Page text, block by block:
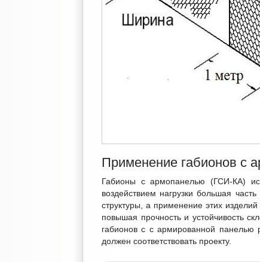
Применение габионов с
Габионы с армопанелью (ГСИ-КА)
воздействием нагрузки большая
структуры, а применение этих
повышая прочность и устойчивость
габионов с с армированной панелью
должен соответствовать проекту.